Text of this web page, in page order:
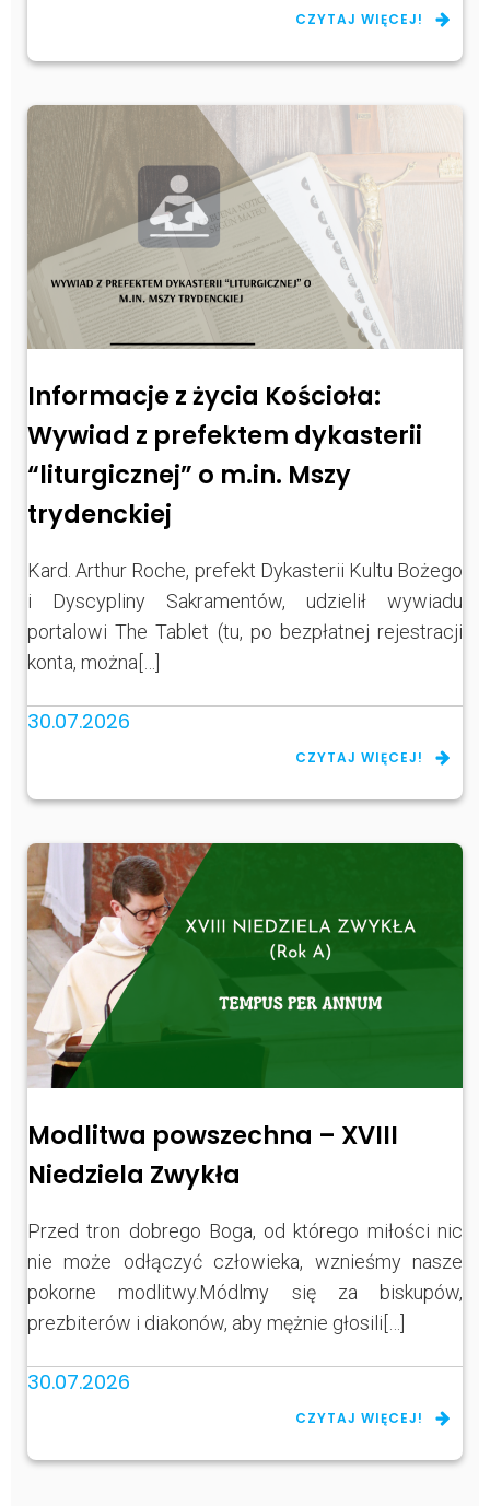
CZYTAJ WIĘCEJ!
Informacje z życia Kościoła:
Wywiad z prefektem dykasterii
“liturgicznej” o m.in. Mszy
trydenckiej
Kard. Arthur Roche, prefekt Dykasterii Kultu Bożego
i Dyscypliny Sakramentów, udzielił wywiadu
portalowi The Tablet (tu, po bezpłatnej rejestracji
konta, można[…]
30.07.2026
CZYTAJ WIĘCEJ!
Modlitwa powszechna – XVIII
Niedziela Zwykła
Przed tron dobrego Boga, od którego miłości nic
nie może odłączyć człowieka, wznieśmy nasze
pokorne modlitwy.Módlmy się za biskupów,
prezbiterów i diakonów, aby mężnie głosili[…]
30.07.2026
CZYTAJ WIĘCEJ!